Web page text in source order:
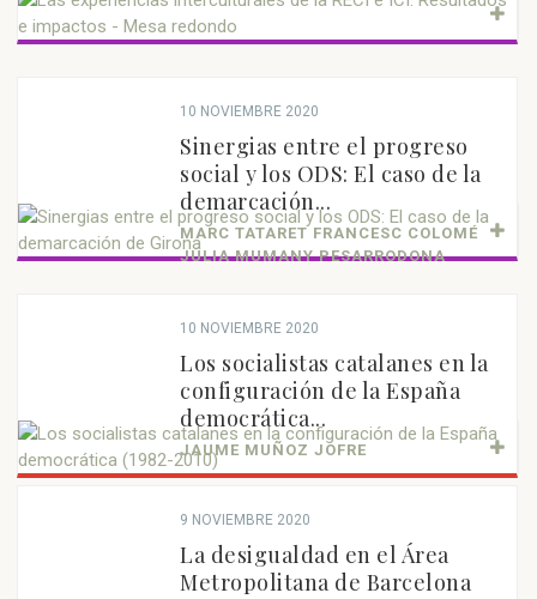
10 NOVIEMBRE 2020
Sinergias entre el progreso
social y los ODS: El caso de la
demarcación...
MARC TATARET FRANCESC COLOMÉ
JÚLIA MUMANY PESARRODONA
10 NOVIEMBRE 2020
Los socialistas catalanes en la
configuración de la España
democrática...
JAUME MUÑOZ JOFRE
9 NOVIEMBRE 2020
La desigualdad en el Área
Metropolitana de Barcelona